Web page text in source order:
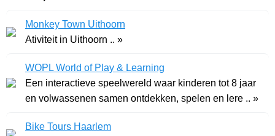
Monkey Town Uithoorn
Ativiteit in Uithoorn .. »
WOPL World of Play & Learning
Een interactieve speelwereld waar kinderen tot 8 jaar
en volwassenen samen ontdekken, spelen en lere .. »
Bike Tours Haarlem